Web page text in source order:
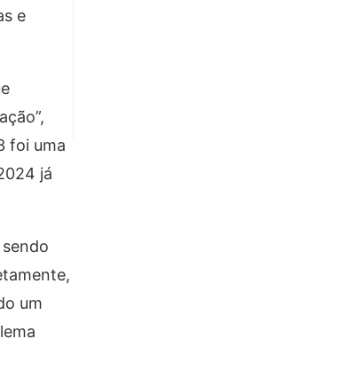
e
foi uma
já
um